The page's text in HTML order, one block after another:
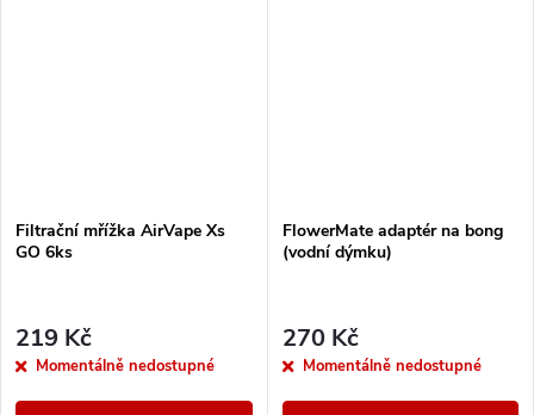
Filtrační mřížka AirVape Xs
GO 6ks
219 Kč
Momentálně nedostupné
FlowerMate adaptér na bong
(vodní dýmku)
270 Kč
Momentálně nedostupné